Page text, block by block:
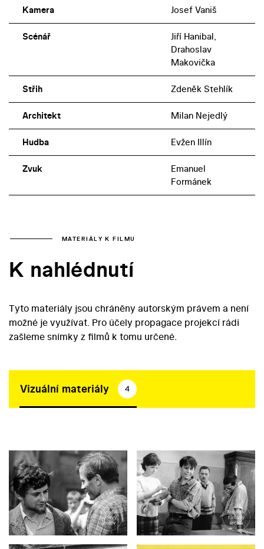
Kamera Josef Vaniš
Scénář
Jiří Hanibal,
Drahoslav
Makovička
Střih Zdeněk Stehlík
Architekt Milan Nejedlý
Hudba Evžen Illín
Zvuk
Emanuel
Formánek
MATERIÁLY K FILMU
K nahlédnutí
Tyto materiály jsou chráněny autorským právem a není
možné je využívat. Pro účely propagace projekcí rádi
zašleme snímky z filmů k tomu určené.
Vizuální materiály 4